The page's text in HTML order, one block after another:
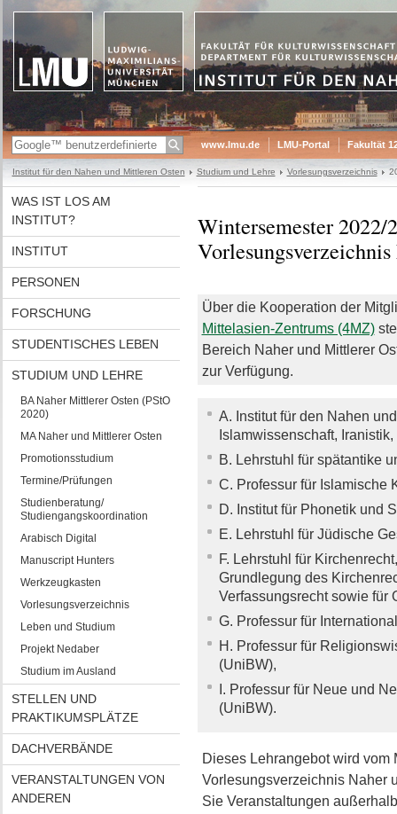
www.lmu.de LMU-Portal Fakultät
Institut für den Nahen und Mittleren Osten Studium und Lehre Vorlesungsverzeichnis
WAS IST LOS AM
INSTITUT?
INSTITUT
PERSONEN
FORSCHUNG
STUDENTISCHES LEBEN
STUDIUM UND LEHRE
BA Naher Mittlerer Osten (PStO
2020)
MA Naher und Mittlerer Osten
Promotionsstudium
Termine/Prüfungen
Studienberatung/
Studiengangskoordination
Arabisch Digital
Manuscript Hunters
Werkzeugkasten
Vorlesungsverzeichnis
Leben und Studium
Projekt Nedaber
Studium im Ausland
STELLEN UND
PRAKTIKUMSPLÄTZE
DACHVERBÄNDE
VERANSTALTUNGEN VON
ANDEREN
Wintersemester
Über die Kooperation der
Mittelasien-Zentrums (4MZ)
Bereich Naher und Mittlerer
zur Verfügung.
A. Institut für den Nahen
Islamwissenschaft,
B. Lehrstuhl für spätantike
C. Professur für Islamische
D. Institut für Phonetik und
E. Lehrstuhl für Jüdische
F. Lehrstuhl für
Grundlegung des
Verfassungsrecht sowie für
G. Professur für
H. Professur für
(UniBW),
I. Professur für Neue und
(UniBW).
Dieses Lehrangebot wird vom
Vorlesungsverzeichnis Naher
Sie Veranstaltungen